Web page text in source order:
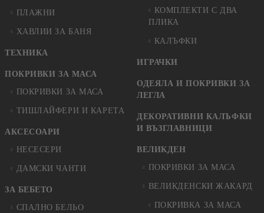
ПЛАЖНИ
ХАВЛИИ ЗА БАНЯ
ТЕХНИКА
ПОКРИВКИ ЗА МАСА
ПОКРИВКИ ЗА МАСА
ТИШЛАЙФЕРИ И КАРЕТА
АКСЕСОАРИ
НЕСЕСЕРИ
ДАМСКИ ЧАНТИ
ЗА БЕБЕТО
СПАЛНО БЕЛЬО
КОМПЛЕКТИ С ДВА
ПЛИКА
КАЛЪФКИ
ИГРАЧКИ
ОДЕЯЛА И ПОКРИВКИ ЗА
ЛЕГЛА
ДЕКОРАТИВНИ КАЛЪФКИ
И ВЪЗГЛАВНИЦИ
ВЕЛИКДЕН
ПОКРИВКИ ЗА МАСА
ВЕЛИКДЕНСКИ ЖАКАРД
ПОКРИВКА ЗА МАСА